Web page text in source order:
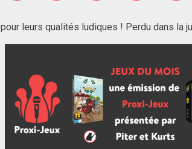
leurs qualités ludiques ! Perdu dans la